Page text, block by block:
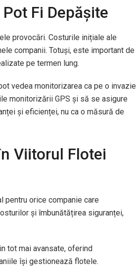
Fi Depășite
provocări. Costurile inițiale ale
companii. Totuși, este important de
pe termen lung.
vedea monitorizarea ca pe o invazie
monitorizării GPS și să se asigure
și eficienței, nu ca o măsură de
Viitorul Flotei
pentru orice companie care
și îmbunătățirea siguranței,
tot mai avansate, oferind
își gestionează flotele.